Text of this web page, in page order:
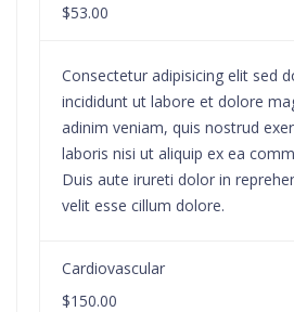
$53.00
Consectetur adipisicing elit sed
incididunt ut labore et dolore
adinim veniam, quis nostrud
laboris nisi ut aliquip ex ea
Duis aute irureti dolor in
velit esse cillum dolore.
Cardiovascular
$150.00